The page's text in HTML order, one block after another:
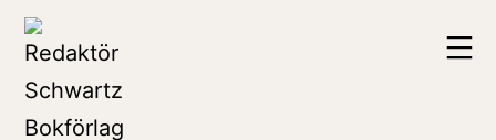
Hoppa
innehåll
Redaktör
Schwartz
Bokförlag